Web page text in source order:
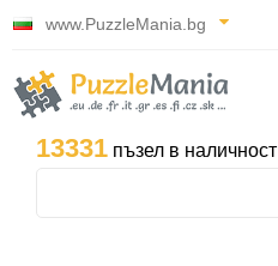
www.PuzzleMania.bg
13331 пъзел в наличност